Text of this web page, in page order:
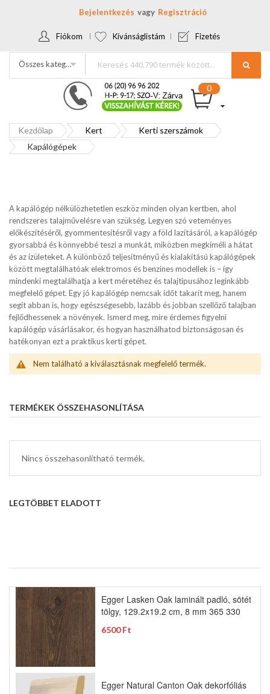
Bejelentkezés Regisztráció
Fiókom Kívánságlistám Fizetés
Összes kategória
Kezdőlap Kert
Kerti szerszámok
Kapálógépek
A kapálógép nélkülözhetetlen eszköz minden olyan kertben, ahol
rendszeres talajművelésre van szükség. Legyen szó veteményes
előkészítéséről, gyommentesítésről vagy a föld lazításáról, a kapálógép
gyorsabbá és könnyebbé teszi a munkát, miközben megkíméli a hátat
és az ízületeket. A különböző teljesítményű és kialakítású kapálógépek
között megtalálhatóak elektromos és benzines modellek is – így
mindenki megtalálhatja a kert méretéhez és talajtípusához leginkább
megfelelő gépet. Egy jó kapálógép nemcsak időt takarít meg, hanem
segít abban is, hogy egészségesebb, lazább és jobban szellőző talajban
fejlődhessenek a növények. Ismerd meg, mire érdemes figyelni
kapálógép vásárlásakor, és hogyan használhatod biztonságosan és
hatékonyan ezt a praktikus kerti gépet.
Nem található a kiválasztásnak megfelelő termék.
TERMÉKEK ÖSSZEHASONLÍTÁSA
Nincs összehasonlítható termék.
LEGTÖBBET ELADOTT
Egger Lasken Oak laminált padló, sötét
tölgy, 129.2x19.2 cm, 8 mm 365 330
6500 Ft
Egger Natural Canton Oak dekorfóliás